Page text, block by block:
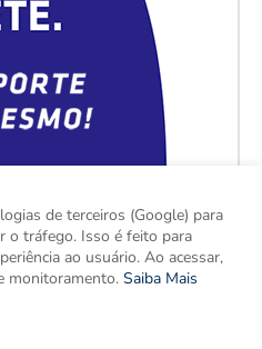
de terceiros (Google) para
o tráfego. Isso é feito para
ao usuário. Ao acessar,
monitoramento. Saiba Mais